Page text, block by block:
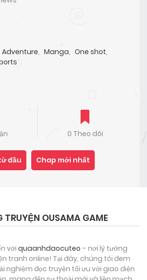
Adventure, Manga, One shot,
0 Theo dõi
đầu Chap mới nhất
TRUYỆN OUSAMA GAME
với quaanhdaocuteo – nơi lý tưởng
tranh online! Tại đây, chúng tôi đem
nghiệm đọc truyện tối ưu với giao diện